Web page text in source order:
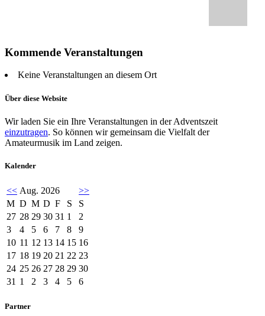
Kommende Veranstaltungen
Keine Veranstaltungen an diesem Ort
Über diese Website
Wir laden Sie ein Ihre Veranstaltungen in der Adventszeit
einzutragen. So können wir gemeinsam die Vielfalt der
Amateurmusik im Land zeigen.
Kalender
<< Aug. 2026
>>
M D M D F S
S
27 28 29 30 31 1
2
3
4 5 6 7 8
9
10 11 12 13 14 15 16
17 18 19 20 21 22 23
24 25 26 27 28 29 30
31 1 2 3 4 5 6
Partner